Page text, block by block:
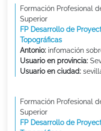
Formación Profesional
Superior
FP Desarrollo de
Topográficas
Antonio: infomación
Usuario en provincia:
Usuario en ciudad:
Formación Profesional
Superior
FP Desarrollo de